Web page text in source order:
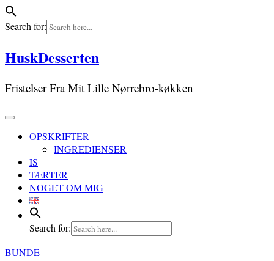
Search for:
Skip
to
HuskDesserten
Fristelser Fra Mit Lille Nørrebro-køkken
OPSKRIFTER
INGREDIENSER
IS
TÆRTER
NOGET OM MIG
Search for:
BUNDE